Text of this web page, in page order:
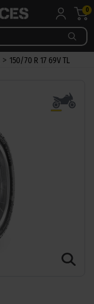
0
> 150/70 R 17 69V TL